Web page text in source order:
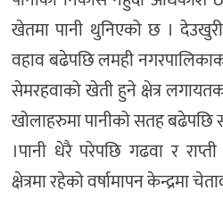
खेतमा पानी थुनिएको छ । देउखुरी
वहाव बढेपछि लमही
सेमरहवाको खेती हुने क्षेत्र
खोलाहरुमा पानीको सतह बढेपछि
।पानी धेरै परेपछि गढवा र
क्षेत्रमा रहेको वर्षामापन केन्द्रमा